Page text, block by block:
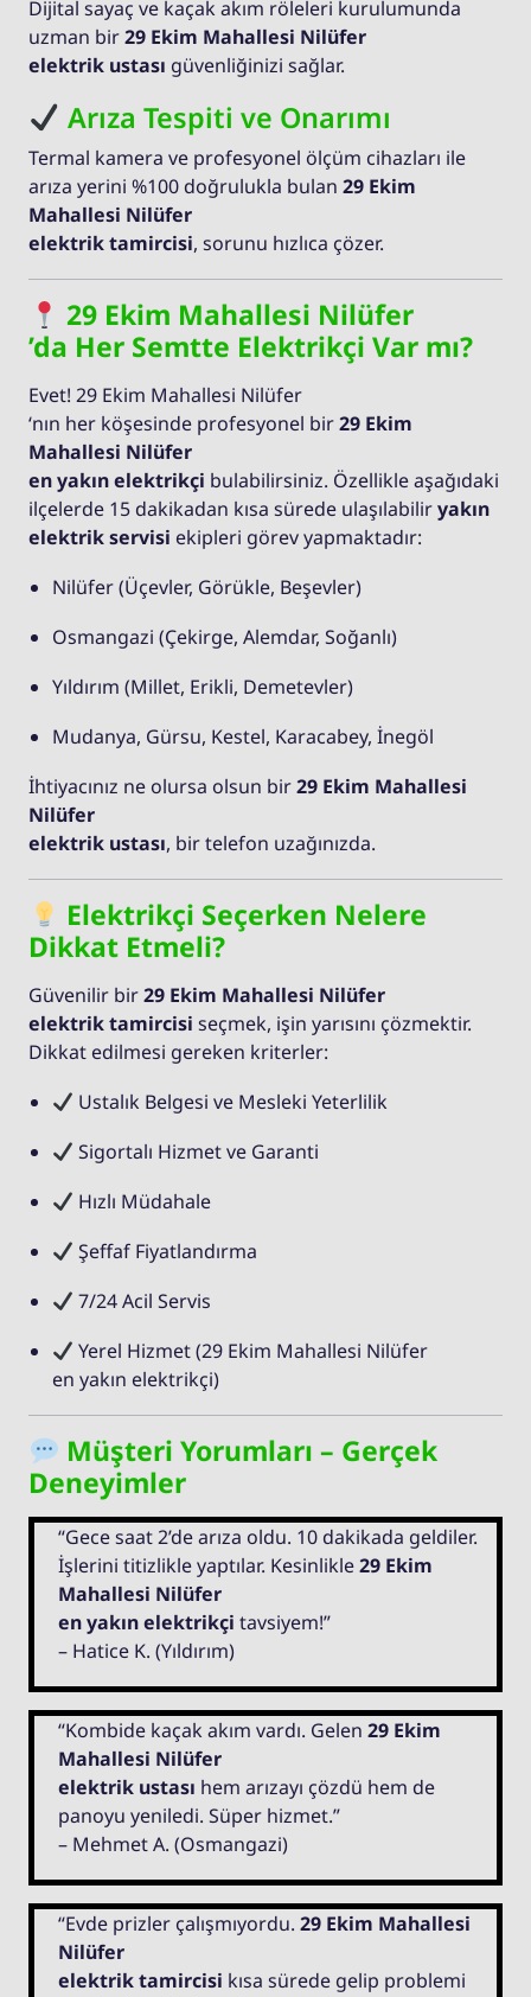
Dijital sayaç ve kaçak akım röleleri kurulumunda
uzman bir29 Ekim Mahallesi Nilüfer
elektrik ustası güvenliğinizi sağlar.
Arıza Tespiti ve Onarımı
Termal kamera ve profesyonel ölçüm cihazları ile
arıza yerini %100 doğrulukla bulan 29 Ekim
Mahallesi Nilüfer
elektrik tamircisi, sorunu hızlıca çözer.
29 Ekim Mahallesi Nilüfer
’da Her Semtte Elektrikçi Var mı?
Evet! 29 Ekim Mahallesi Nilüfer
‘nın her köşesinde profesyonel bir29 Ekim
Mahallesi Nilüfer
en yakın elektrikçi bulabilirsiniz. Özellikle aşağıdaki
ilçelerde 15 dakikadan kısa sürede ulaşılabiliryakın
elektrik servisi ekipleri görev yapmaktadır:
Nilüfer (Üçevler, Görükle, Beşevler)
Osmangazi (Çekirge, Alemdar, Soğanlı)
Yıldırım (Millet, Erikli, Demetevler)
Mudanya, Gürsu, Kestel, Karacabey, İnegöl
İhtiyacınız ne olursa olsun bir29 Ekim Mahallesi
Nilüfer
elektrik ustası, bir telefon uzağınızda.
Elektrikçi Seçerken Nelere
Dikkat Etmeli?
Güvenilir bir29 Ekim Mahallesi Nilüfer
elektrik tamircisi seçmek, işin yarısını çözmektir.
Dikkat edilmesi gereken kriterler:
Ustalık Belgesi ve Mesleki Yeterlilik
Sigortalı Hizmet ve Garanti
Hızlı Müdahale
Şeffaf Fiyatlandırma
7/24 Acil Servis
Yerel Hizmet (29 Ekim Mahallesi Nilüfer
en yakın elektrikçi)
Müşteri Yorumları – Gerçek
Deneyimler
“Gece saat 2’de arıza oldu. 10 dakikada geldiler.
İşlerini titizlikle yaptılar. Kesinlikle29 Ekim
Mahallesi Nilüfer
en yakın elektrikçi tavsiyem!”
– Hatice K. (Yıldırım)
“Kombide kaçak akım vardı. Gelen 29 Ekim
Mahallesi Nilüfer
elektrik ustası hem arızayı çözdü hem de
panoyu yeniledi. Süper hizmet.”
– Mehmet A. (Osmangazi)
“Evde prizler çalışmıyordu. 29 Ekim Mahallesi
Nilüfer
elektrik tamircisi kısa sürede gelip problemi